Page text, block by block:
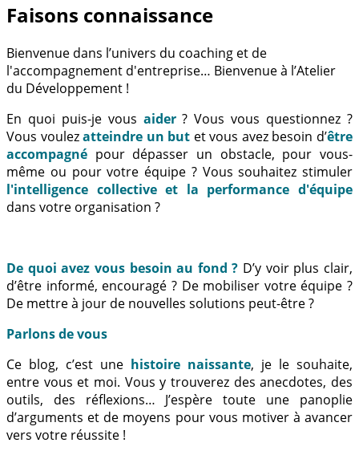
Faisons connaissance
Bienvenue dans l’univers du coaching et de
l'accompagnement d'entreprise… Bienvenue à l’Atelier
du Développement !
En quoi puis-je vous aider? Vous vous questionnez ?
Vous voulezatteindre un but et vous avez besoin d’être
accompagné pour dépasser un obstacle, pour vous-
même ou pour votre équipe ? Vous souhaitez stimuler
l'intelligence collective et la performance d'équipe
dans votre organisation ?
De quoi avez vous besoin au fond ? D’y voir plus clair,
d’être informé, encouragé ? De mobiliser votre équipe ?
De mettre à jour de nouvelles solutions peut-être ?
Parlons de vous
Ce blog, c’est une histoire naissante, je le souhaite,
entre vous et moi. Vous y trouverez des anecdotes, des
outils, des réflexions… J’espère toute une panoplie
d’arguments et de moyens pour vous motiver à avancer
vers votre réussite !